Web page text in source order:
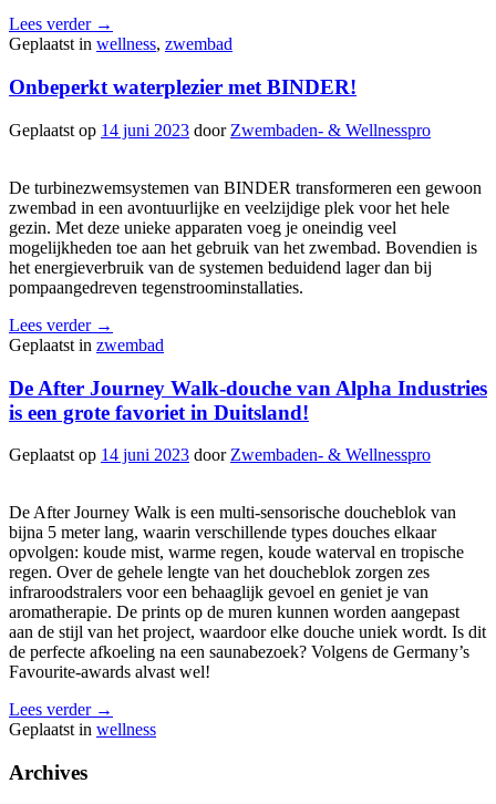
Lees verder →
Geplaatst in wellness, zwembad
Onbeperkt waterplezier met BINDER!
Geplaatst op 14 juni 2023 door Zwembaden- & Wellnesspro
De turbinezwemsystemen van BINDER transformeren een gewoon
zwembad in een avontuurlijke en veelzijdige plek voor het hele
gezin. Met deze unieke apparaten voeg je oneindig veel
mogelijkheden toe aan het gebruik van het zwembad. Bovendien is
het energieverbruik van de systemen beduidend lager dan bij
pompaangedreven tegenstroominstallaties.
Lees verder →
Geplaatst in zwembad
De After Journey Walk-douche van Alpha Industries
is een grote favoriet in Duitsland!
Geplaatst op 14 juni 2023 door Zwembaden- & Wellnesspro
De After Journey Walk is een multi-sensorische doucheblok van
bijna 5 meter lang, waarin verschillende types douches elkaar
opvolgen: koude mist, warme regen, koude waterval en tropische
regen. Over de gehele lengte van het doucheblok zorgen zes
infraroodstralers voor een behaaglijk gevoel en geniet je van
aromatherapie. De prints op de muren kunnen worden aangepast
aan de stijl van het project, waardoor elke douche uniek wordt. Is dit
de perfecte afkoeling na een saunabezoek? Volgens de Germany’s
Favourite-awards alvast wel!
Lees verder →
Geplaatst in wellness
Archives